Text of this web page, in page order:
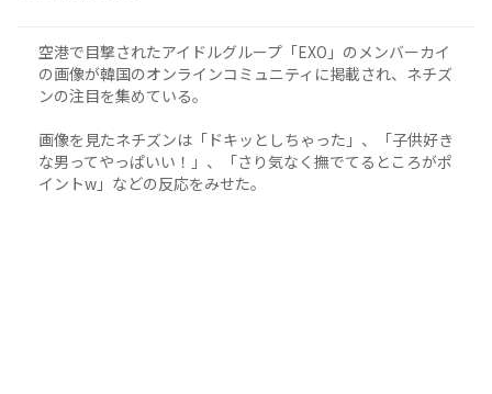
空港で目撃されたアイドルグループ「EXO」のメンバーカイ
の画像が韓国のオンラインコミュニティに掲載され、ネチズ
ンの注目を集めている。
画像を見たネチズンは「ドキッとしちゃった」、「子供好き
な男ってやっぱいい！」、「さり気なく撫でてるところがポ
イントw」などの反応をみせた。